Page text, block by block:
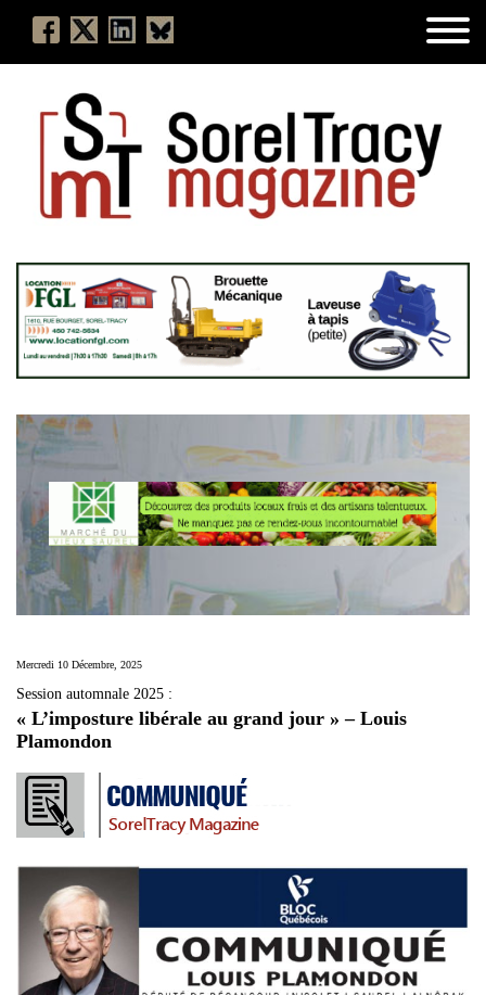
Mercredi 10 Décembre, 2025
Session automnale 2025 :
« L’imposture libérale au grand jour » – Louis
Plamondon